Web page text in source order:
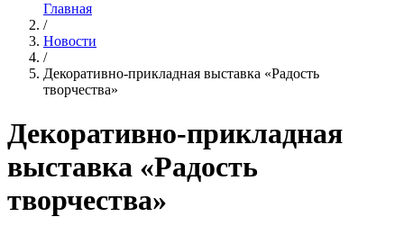
Главная
/
Новости
/
Декоративно-прикладная выставка «Радость
творчества»
Декоративно-прикладная
выставка «Радость
творчества»